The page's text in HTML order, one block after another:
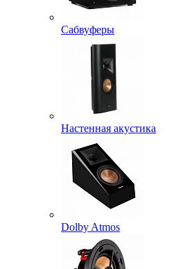
Сабвуферы
Настенная акустика
Dolby Atmos